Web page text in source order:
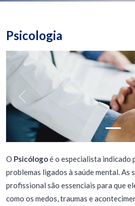
Psicologia
Previous
O Psicólogoé o especialista
problemas ligados à saúde mental. As
profissional são essenciais para que
como os medos, traumas e